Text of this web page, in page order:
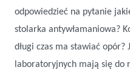
Włamali się… Ale jak?
odpowiedzieć na pytanie
stolarka antywłamaniowa?
długi czas ma stawiać
laboratoryjnych mają się do